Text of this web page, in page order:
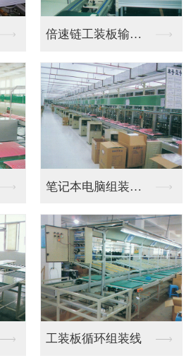
工位流水线
双线皮带流水线
全烤漆皮带流水线